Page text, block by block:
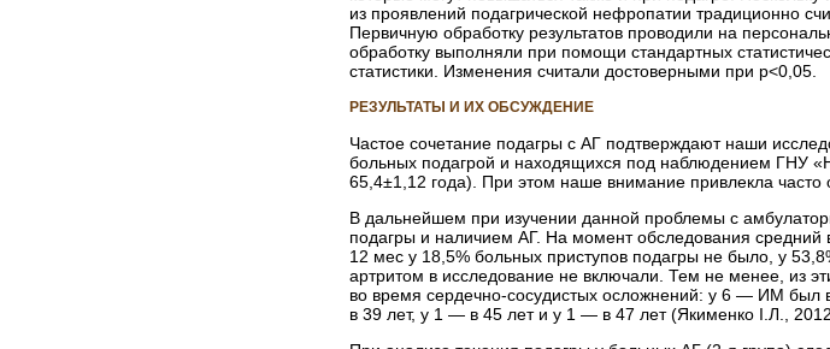
из проявлений подагрической нефропатии традиционно
Первичную обработку результатов проводили на
обработку выполняли при помощи стандартных
статистики. Изменения считали достоверными при р<0,05.
РЕЗУЛЬТАТЫ И ИХ ОБСУЖДЕНИЕ
Частое сочетание подагры с АГ подтверждают наши
больных подагрой и находящихся под наблюдением ГНУ
65,4±1,12 года). При этом наше внимание привлекла
В дальнейшем при изучении данной проблемы с
подагры и наличием АГ. На момент обследования
12 мес у 18,5% больных приступов подагры не было, у
артритом в исследование не включали. Тем не менее, из
во время сердечно-сосудистых осложнений: у 6 — ИМ
в 39 лет, у 1 — в 45 лет и у 1 — в 47 лет (Якименко І.Л.,